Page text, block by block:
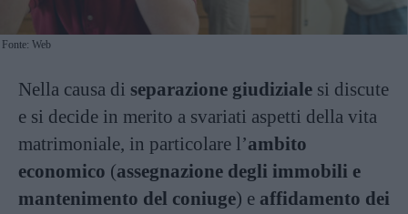
Fonte: Web
Nella causa di separazione giudiziale si discute
e si decide in merito a svariati aspetti della vita
matrimoniale, in particolare l’ambito
economico (assegnazione degli immobili e
mantenimento del coniuge) e affidamento dei